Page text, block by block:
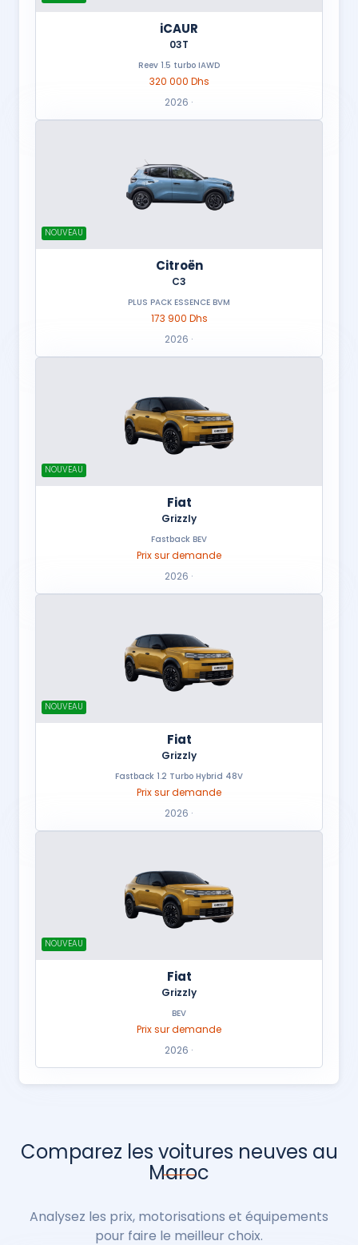
iCAUR
03T
Reev 1.5 turbo IAWD
320 000 Dhs
2026 ·
NOUVEAU
Citroën
C3
PLUS PACK ESSENCE BVM
173 900 Dhs
2026 ·
NOUVEAU
Fiat
Grizzly
Fastback BEV
Prix sur demande
2026 ·
NOUVEAU
Fiat
Grizzly
Fastback 1.2 Turbo Hybrid 48V
Prix sur demande
2026 ·
NOUVEAU
Fiat
Grizzly
BEV
Prix sur demande
2026 ·
Comparez les voitures neuves au
Maroc
Analysez les prix, motorisations et équipements
pour faire le meilleur choix.